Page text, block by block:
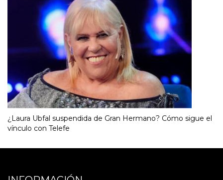
¿Laura Ubfal suspendida de Gran Hermano? Cómo sigue el
vínculo con Telefe